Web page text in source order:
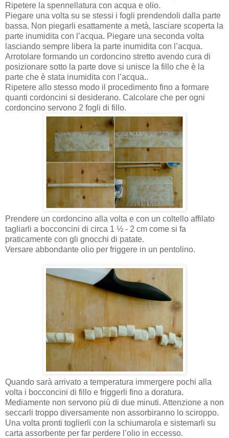
Ripetere la spennellatura con acqua e olio.
Piegare una volta su se stessi i fogli prendendoli dalla parte
bassa. Non piegarli esattamente a metà, lasciare scoperta la
parte inumidita con l’acqua. Piegare una seconda volta
lasciando sempre libera la parte inumidita con l’acqua.
Arrotolare formando un cordoncino stretto avendo cura di
posizionare sotto la parte dove si unisce la fillo che è la
parte che è stata inumidita con l’acqua..
Ripetere allo stesso modo il procedimento fino a formare
quanti cordoncini si desiderano. Calcolare che per ogni
cordoncino servono 2 fogli di fillo.
Prendere un cordoncino alla volta e con un coltello affilato
tagliarli a bocconcini di circa 1 ½ - 2 cm come si fa
praticamente con gli gnocchi di patate.
Versare abbondante olio per friggere in un pentolino.
Quando sarà arrivato a temperatura immergere pochi alla
volta i bocconcini di fillo e friggerli fino a doratura.
Mediamente non servono più di due minuti. Attenzione a non
seccarli troppo diversamente non assorbiranno lo sciroppo.
Una volta pronti toglierli con la schiumarola e sistemarli su
carta assorbente per far perdere l’olio in eccesso.